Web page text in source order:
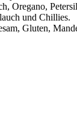
Oregano,
und Chillies.
Gluten,